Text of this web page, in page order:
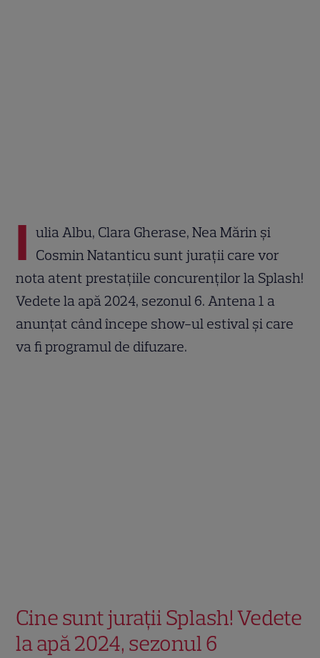
I ulia Albu, Clara Gherase, Nea Mărin şi
Cosmin Natanticu sunt juraţii care vor
nota atent prestaţiile concurenţilor la Splash!
Vedete la apă 2024, sezonul 6. Antena 1 a
anunțat când începe show-ul estival și care
va fi programul de difuzare.
Cine sunt juraţii Splash! Vedete
la apă 2024, sezonul 6